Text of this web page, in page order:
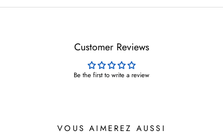
Customer Reviews
Be the first to write a review
VOUS AIMEREZ AUSSI